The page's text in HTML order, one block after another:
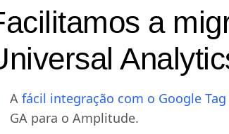
a
A fácil integração com o Google
GA para o Amplitude.